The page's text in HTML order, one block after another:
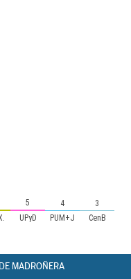
UPyD PUM+J CenB
5 4 3
MADROÑERA